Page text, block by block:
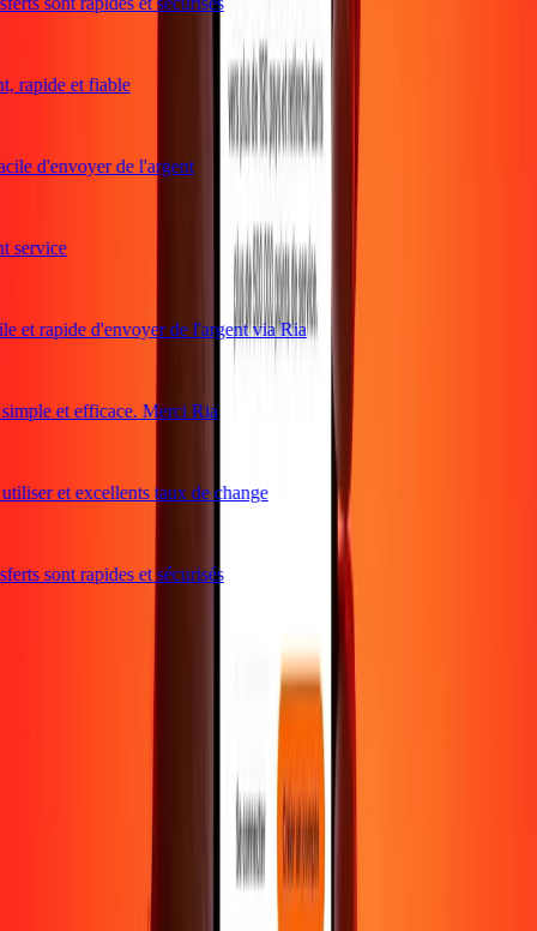
et fiable
d'envoyer de l'argent
et rapide d'envoyer de l'argent via Ria
et efficace. Merci Ria
et excellents taux de change
sont rapides et sécurisés